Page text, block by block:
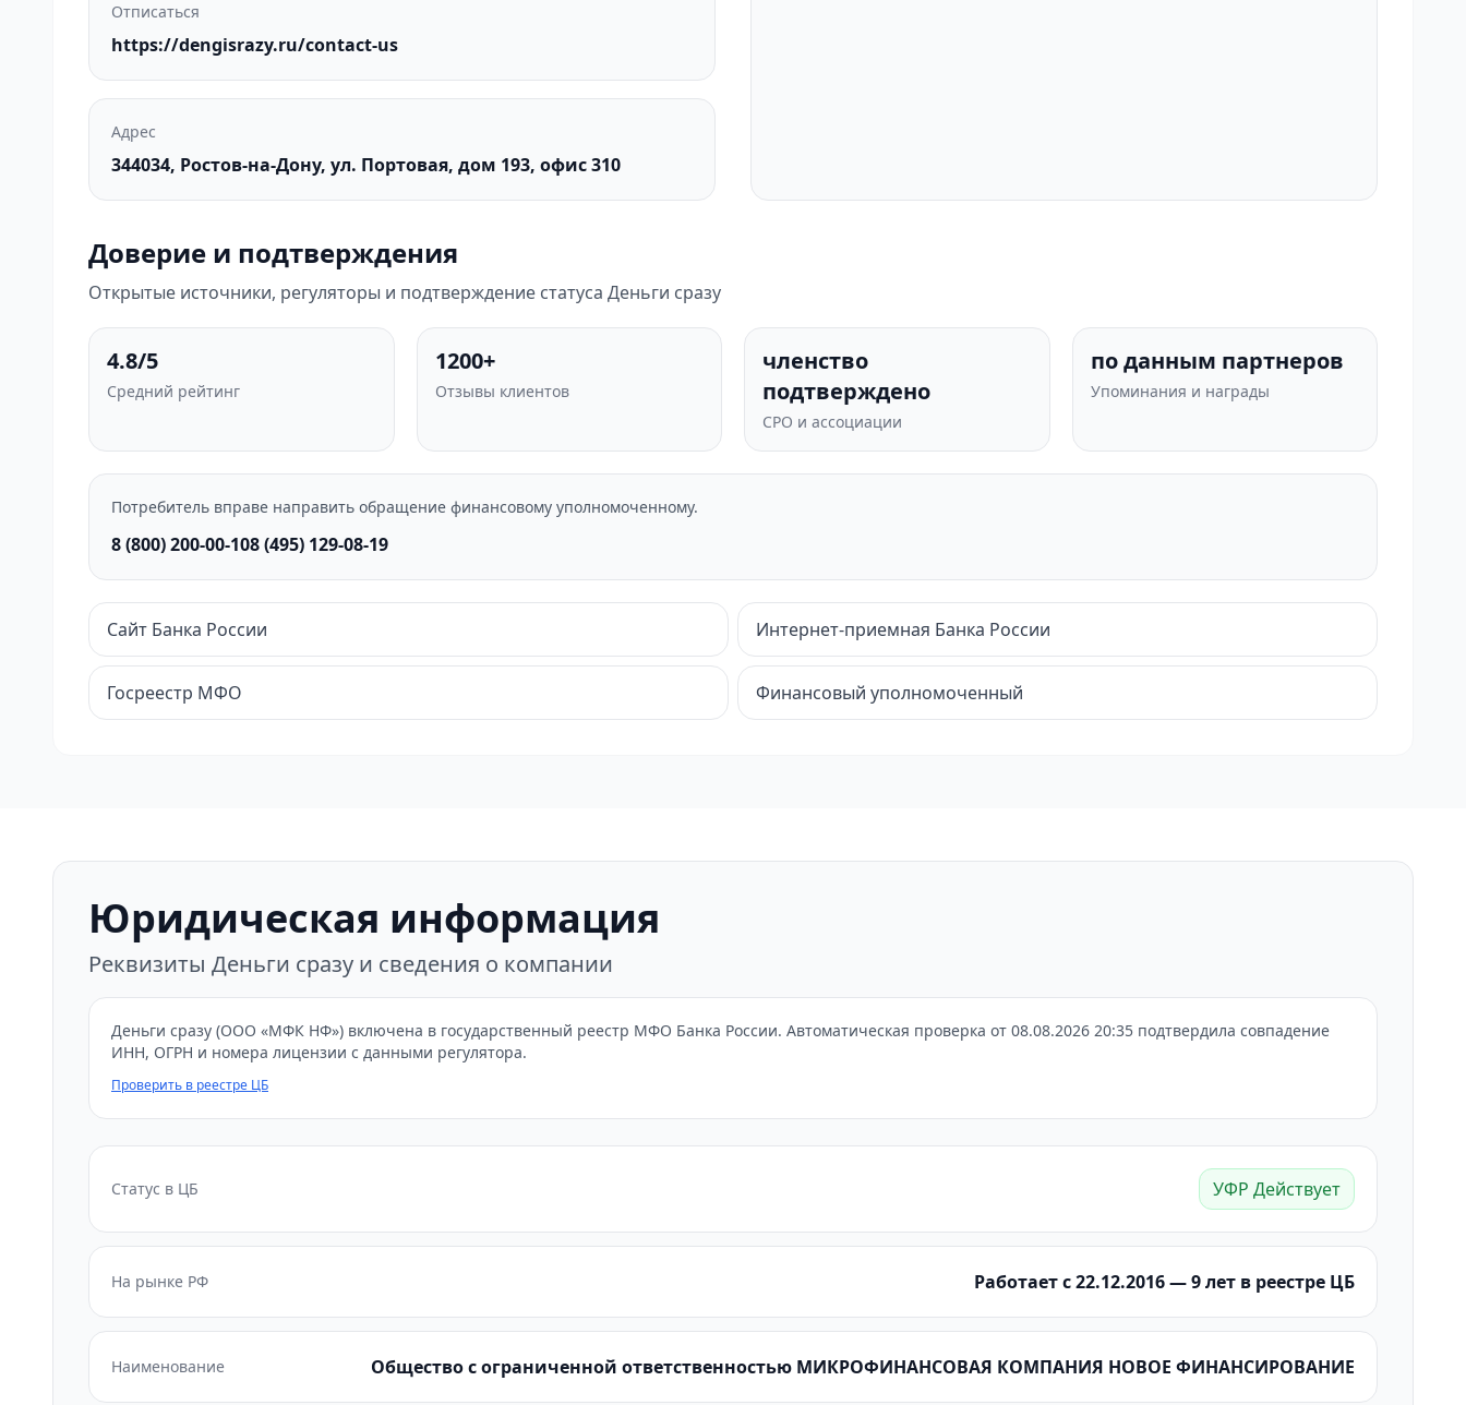
Отписаться
https://dengisrazy.ru/contact-us
Адрес
344034, Ростов-на-Дону, ул. Портовая, дом 193, офис 310
Доверие и подтверждения
Открытые источники, регуляторы и подтверждение статуса Деньги сразу
4.8/5
Средний рейтинг
1200+
Отзывы клиентов
членство
подтверждено
СРО и ассоциации
по данным партнеров
Упоминания и награды
Потребитель вправе направить обращение финансовому уполномоченному.
8 (800) 200-00-108 (495) 129-08-19
Сайт Банка России Интернет-приемная Банка России
Госреестр МФО Финансовый уполномоченный
Юридическая информация
Реквизиты Деньги сразу и сведения о компании
Деньги сразу (ООО «МФК НФ») включена в государственный реестр МФО Банка России. Автоматическая проверка от 08.08.2026 20:35 подтвердила совпадение
ИНН, ОГРН и номера лицензии с данными регулятора.
Проверить в реестре ЦБ
Статус в ЦБ УФР Действует
На рынке РФ Работает с 22.12.2016 — 9 лет в реестре ЦБ
Наименование Общество с ограниченной ответственностью МИКРОФИНАНСОВАЯ КОМПАНИЯ НОВОЕ ФИНАНСИРОВАНИЕ